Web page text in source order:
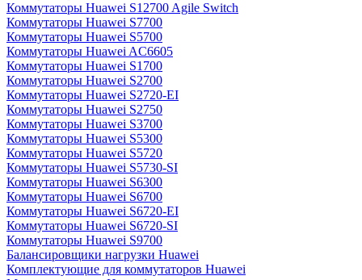
Коммутаторы Huawei S12700 Agile Switch
Коммутаторы Huawei S7700
Коммутаторы Huawei S5700
Коммутаторы Huawei AC6605
Коммутаторы Huawei S1700
Коммутаторы Huawei S2700
Коммутаторы Huawei S2720-EI
Коммутаторы Huawei S2750
Коммутаторы Huawei S3700
Коммутаторы Huawei S5300
Коммутаторы Huawei S5720
Коммутаторы Huawei S5730-SI
Коммутаторы Huawei S6300
Коммутаторы Huawei S6700
Коммутаторы Huawei S6720-EI
Коммутаторы Huawei S6720-SI
Коммутаторы Huawei S9700
Балансировщики нагрузки Huawei
Комплектующие для коммутаторов Huawei